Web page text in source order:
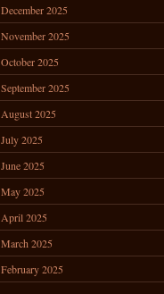
December 2025
November 2025
October 2025
September 2025
August 2025
July 2025
June 2025
May 2025
April 2025
March 2025
February 2025